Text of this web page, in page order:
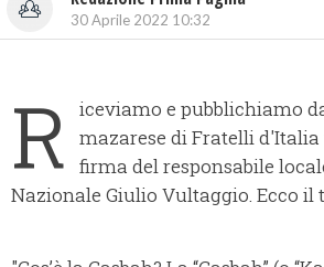
30 Aprile 2022 10:32
R
iceviamo e pubblichiamo
mazarese di Fratelli
firma del responsabile
Nazionale Giulio Vultaggio. Ecco il